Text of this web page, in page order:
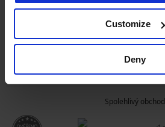
Customize
Deny
SLUŽBY ZÁKAZNÍKŮM
OBECNÉ INFORMACE
O SPOLEČNOSTI
Spolehlivý obchod